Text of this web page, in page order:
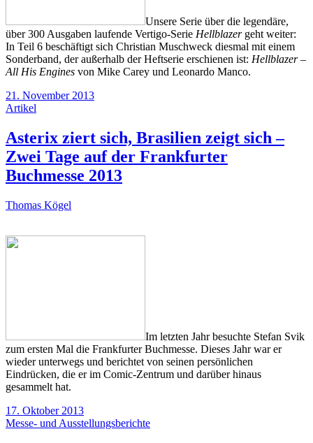
Unsere Serie über die legendäre,
über 300 Ausgaben laufende Vertigo-Serie Hellblazergeht weiter:
In Teil 6 beschäftigt sich Christian Muschweck diesmal mit einem
Sonderband, der außerhalb der Heftserie erschienen ist: Hellblazer –
All His Engines von Mike Carey und Leonardo Manco.
21. November 2013
Artikel
Asterix ziert sich, Brasilien zeigt sich –
Zwei Tage auf der Frankfurter
Buchmesse 2013
Thomas Kögel
Im letzten Jahr besuchte Stefan Svik
zum ersten Mal die Frankfurter Buchmesse. Dieses Jahr war er
wieder unterwegs und berichtet von seinen persönlichen
Eindrücken, die er im Comic-Zentrum und darüber hinaus
gesammelt hat.
17. Oktober 2013
Messe- und Ausstellungsberichte